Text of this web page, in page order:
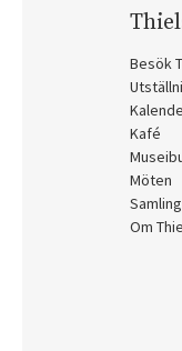
Besök
Kafé
Möten
Om